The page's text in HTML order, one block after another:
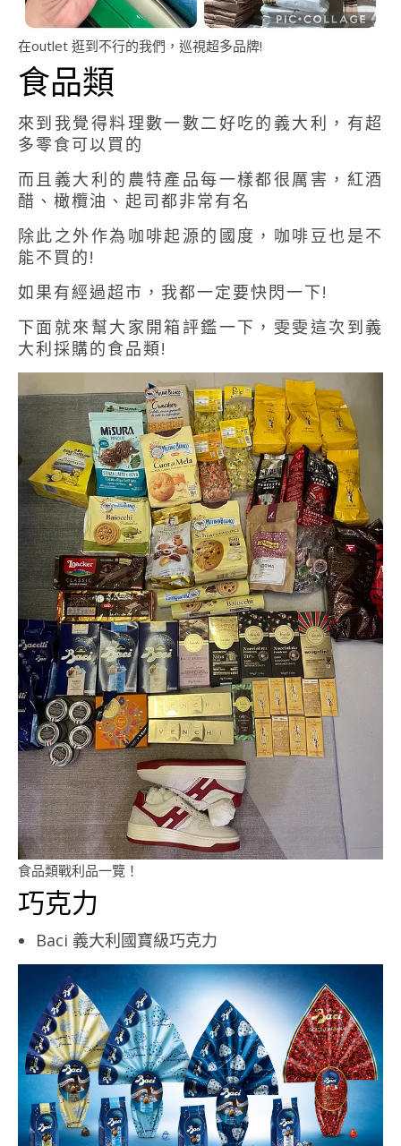
在outlet 逛到不行的我們，巡視超多品牌!
食品類
來到我覺得料理數一數二好吃的義大利，有超
多零食可以買的
而且義大利的農特產品每一樣都很厲害，紅酒
醋、橄欖油、起司都非常有名
除此之外作為咖啡起源的國度，咖啡豆也是不
能不買的!
如果有經過超市，我都一定要快閃一下!
下面就來幫大家開箱評鑑一下，雯雯這次到義
大利採購的食品類!
食品類戰利品一覽！
巧克力
Baci 義大利國寶級巧克力